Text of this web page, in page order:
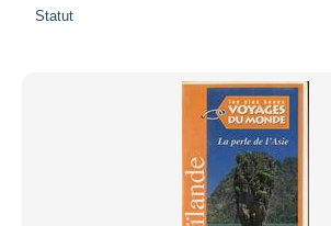
Statut